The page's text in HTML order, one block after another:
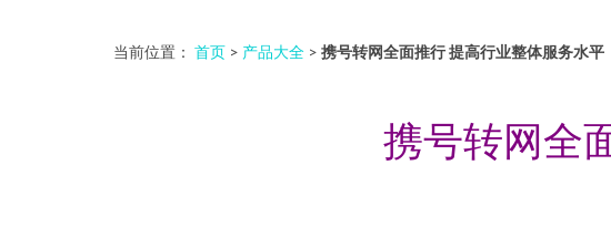
当前位置： 首页 > 产品大全 > 携号转网全面推行 提高行业整体服务水平
携号转网全